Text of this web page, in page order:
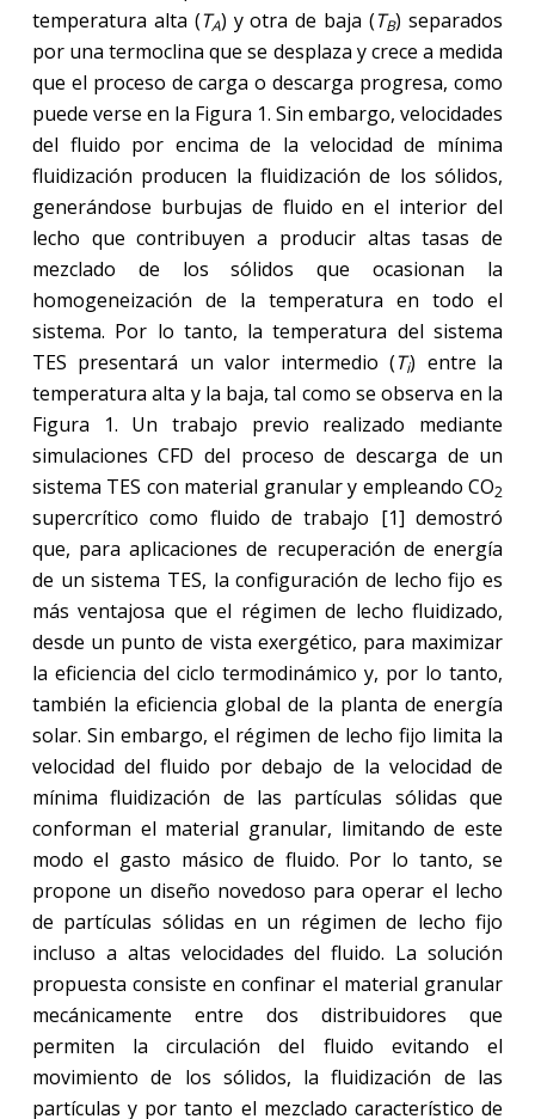
temperatura alta (TA) y otra de baja (TB) separados
por una termoclina que se desplaza y crece a medida
que el proceso de carga o descarga progresa, como
puede verse en la Figura 1. Sin embargo, velocidades
del fluido por encima de la velocidad de mínima
fluidización producen la fluidización de los sólidos,
generándose burbujas de fluido en el interior del
lecho que contribuyen a producir altas tasas de
mezclado de los sólidos que ocasionan la
homogeneización de la temperatura en todo el
sistema. Por lo tanto, la temperatura del sistema
TES presentará un valor intermedio (Ti) entre la
temperatura alta y la baja, tal como se observa en la
Figura 1. Un trabajo previo realizado mediante
simulaciones CFD del proceso de descarga de un
sistema TES con material granular y empleando CO2
supercrítico como fluido de trabajo [1] demostró
que, para aplicaciones de recuperación de energía
de un sistema TES, la configuración de lecho fijo es
más ventajosa que el régimen de lecho fluidizado,
desde un punto de vista exergético, para maximizar
la eficiencia del ciclo termodinámico y, por lo tanto,
también la eficiencia global de la planta de energía
solar. Sin embargo, el régimen de lecho fijo limita la
velocidad del fluido por debajo de la velocidad de
mínima fluidización de las partículas sólidas que
conforman el material granular, limitando de este
modo el gasto másico de fluido. Por lo tanto, se
propone un diseño novedoso para operar el lecho
de partículas sólidas en un régimen de lecho fijo
incluso a altas velocidades del fluido. La solución
propuesta consiste en confinar el material granular
mecánicamente entre dos distribuidores que
permiten la circulación del fluido evitando el
movimiento de los sólidos, la fluidización de las
partículas y por tanto el mezclado característico de